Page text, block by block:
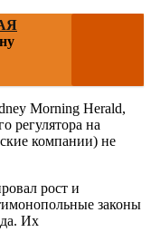
Morning Herald,
регулятора на
компании) не
рост и
законы
Их